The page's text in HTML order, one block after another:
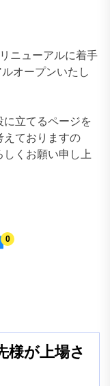
ニューアルに着手
オープンいたし
に立てるページを
えておりますの
くお願い申し上
0
様が上場さ